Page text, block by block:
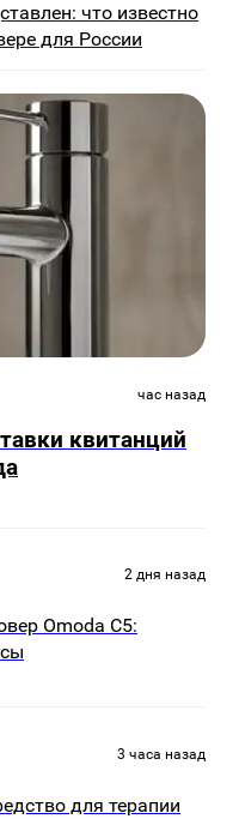
что известно
для России
час назад
квитанций
2 дня назад
Omoda C5:
3 часа назад
для терапии